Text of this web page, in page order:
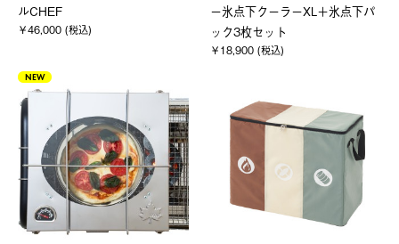
ルCHEF
￥46,000 (税込)
ー氷点下クーラーXL＋氷点下パ
ック3枚セット
￥18,900 (税込)
NEW